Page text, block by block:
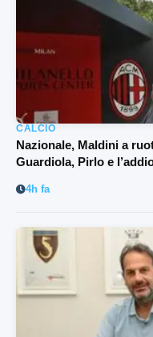
CALCIO
Nazionale, Maldini a
Guardiola, Pirlo e
4h fa